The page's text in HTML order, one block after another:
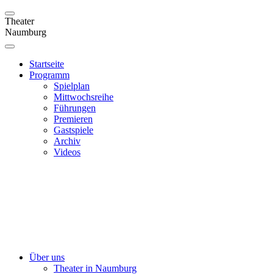
Theater
Naumburg
Startseite
Programm
Spielplan
Mittwochsreihe
Führungen
Premieren
Gastspiele
Archiv
Videos
Über uns
Theater in Naumburg